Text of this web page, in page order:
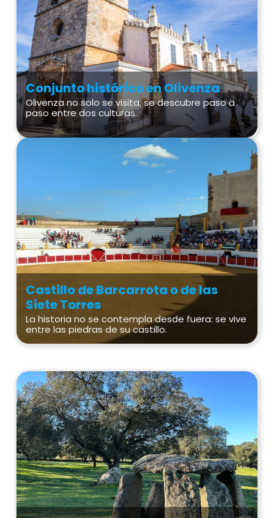
Conjunto histórico en Olivenza
Olivenza no solo se visita, se descubre paso a
paso entre dos culturas.
Castillo de Barcarrota o de las
Siete Torres
La historia no se contempla desde fuera: se vive
entre las piedras de su castillo.